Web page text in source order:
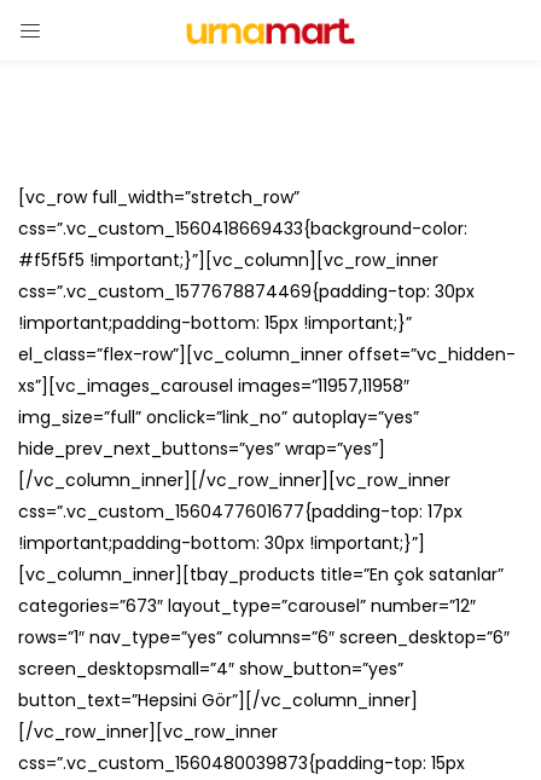
[vc_row full_width=”stretch_row”
css=”.vc_custom_1560418669433{background-color:
#f5f5f5 !important;}”][vc_column][vc_row_inner
css=”.vc_custom_1577678874469{padding-top: 30px
!important;padding-bottom: 15px !important;}”
el_class=”flex-row”][vc_column_inner offset=”vc_hidden-
xs”][vc_images_carousel images=”11957,11958″
img_size=”full” onclick=”link_no” autoplay=”yes”
hide_prev_next_buttons=”yes” wrap=”yes”]
[/vc_column_inner][/vc_row_inner][vc_row_inner
css=”.vc_custom_1560477601677{padding-top: 17px
!important;padding-bottom: 30px !important;}”]
[vc_column_inner][tbay_products title=”En çok satanlar”
categories=”673″ layout_type=”carousel” number=”12″
rows=”1″ nav_type=”yes” columns=”6″ screen_desktop=”6″
screen_desktopsmall=”4″ show_button=”yes”
button_text=”Hepsini Gör”][/vc_column_inner]
[/vc_row_inner][vc_row_inner
css=”.vc_custom_1560480039873{padding-top: 15px